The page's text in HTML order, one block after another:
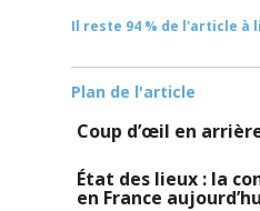
Il reste 94 % de l'article à
Plan de l'article
Coup d’œil en
État des lieux : la
en France